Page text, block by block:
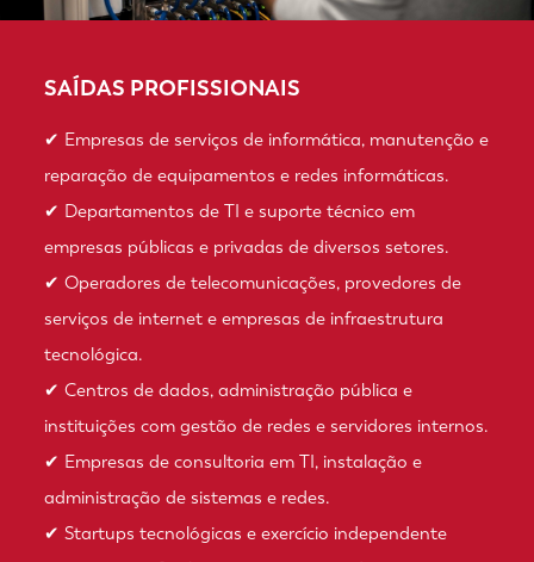
SAÍDAS PROFISSIONAIS
✔ Empresas de serviços de informática, manutenção e
reparação de equipamentos e redes informáticas.
✔ Departamentos de TI e suporte técnico em
empresas públicas e privadas de diversos setores.
✔ Operadores de telecomunicações, provedores de
serviços de internet e empresas de infraestrutura
tecnológica.
✔ Centros de dados, administração pública e
instituições com gestão de redes e servidores internos.
✔ Empresas de consultoria em TI, instalação e
administração de sistemas e redes.
✔ Startups tecnológicas e exercício independente